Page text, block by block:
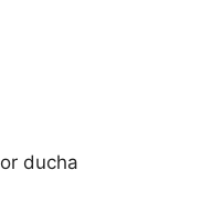
ducha